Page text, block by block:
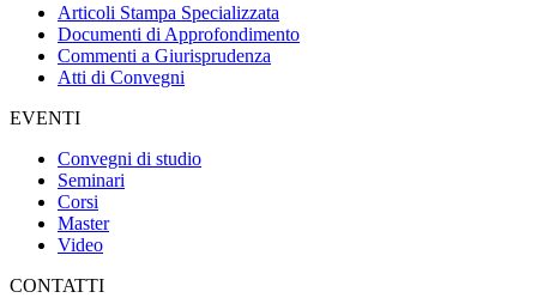
Articoli Stampa Specializzata
Documenti di Approfondimento
Commenti a Giurisprudenza
Atti di Convegni
EVENTI
Convegni di studio
Seminari
Corsi
Master
Video
CONTATTI